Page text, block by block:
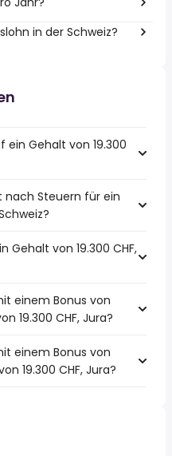
in der Schweiz?
ein Gehalt von 19.300
nach Steuern für ein
Gehalt von 19.300 CHF,
einem Bonus von
19.300 CHF, Jura?
einem Bonus von
19.300 CHF, Jura?